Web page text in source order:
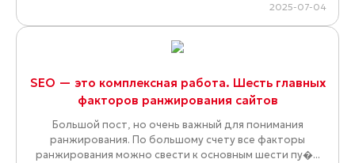
2025-07-04
SEO — это комплексная работа. Шесть главных
факторов ранжирования сайтов
Большой пост, но очень важный для понимания
ранжирования. По большому счету все факторы
ранжирования можно свести к основным шести пу�...